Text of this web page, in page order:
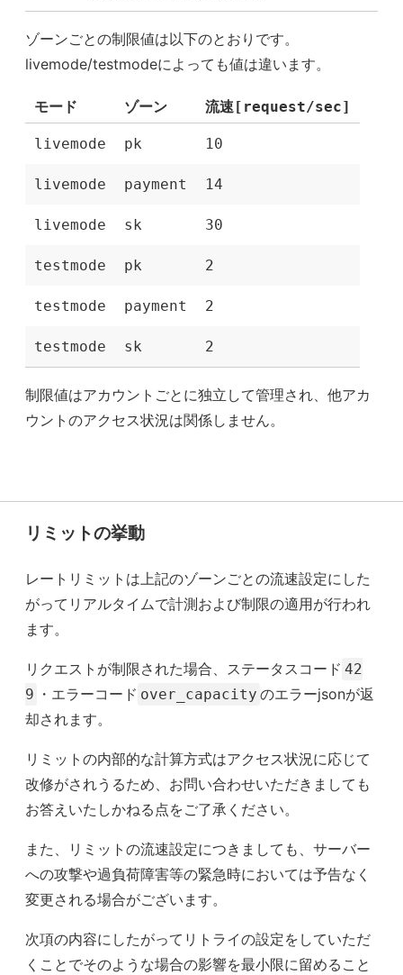
ゾーンごとの制限値は以下のとおりです。
livemode/testmodeによっても値は違います。
モード ゾーン 流速[request/sec]
livemode pk 10
livemode payment 14
livemode sk 30
testmode pk 2
testmode payment 2
testmode sk 2
制限値はアカウントごとに独立して管理され、他アカ
ウントのアクセス状況は関係しません。
リミットの挙動
レートリミットは上記のゾーンごとの流速設定にした
がってリアルタイムで計測および制限の適用が行われ
ます。
リクエストが制限された場合、ステータスコード 42
9 ・エラーコード over_capacity のエラーjsonが返
却されます。
リミットの内部的な計算方式はアクセス状況に応じて
改修がされうるため、お問い合わせいただきましても
お答えいたしかねる点をご了承ください。
また、リミットの流速設定につきましても、サーバー
への攻撃や過負荷障害等の緊急時においては予告なく
変更される場合がございます。
次項の内容にしたがってリトライの設定をしていただ
くことでそのような場合の影響を最小限に留めること